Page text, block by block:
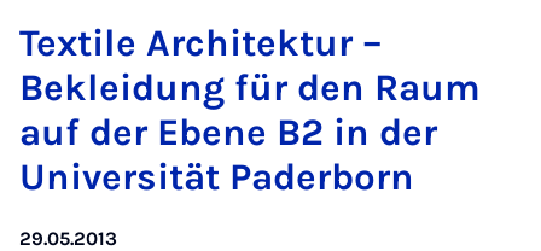
Tex­tile Ar­chitek­tur –
Bekleidung für den Raum
auf der Ebene B2 in der
Uni­versität Pader­born
29.05.2013